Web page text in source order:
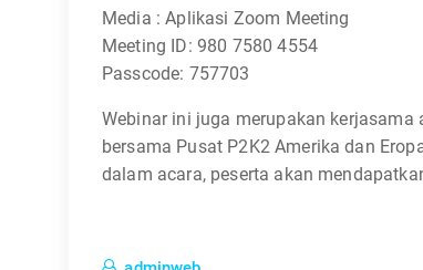
Media : Aplikasi Zoom Meeting
Meeting ID: 980 7580 4554
Passcode: 757703
Webinar ini juga merupakan kerjasama
bersama Pusat P2K2 Amerika dan
dalam acara, peserta akan